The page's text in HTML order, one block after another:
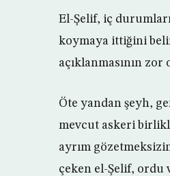
El-Şelif, iç
koymaya ittiğini
açıklanmasının
Öte yandan şeyh,
mevcut askeri
ayrım
çeken el-Şelif, ordu